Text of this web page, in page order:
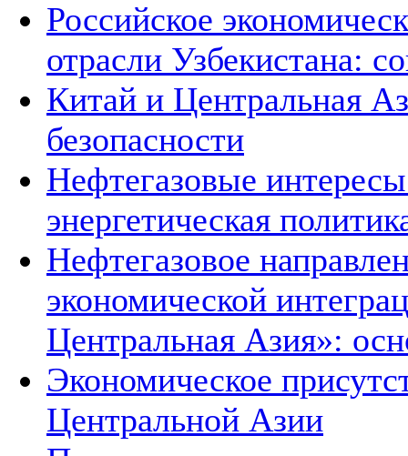
Российское
отрасли Узбекистана:
Китай и Центральная
безопасности
Нефтегазовые
энергетическая
Нефтегазовое
экономической
Центральная Азия»:
Экономическое
Центральной Азии